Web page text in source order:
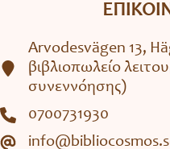
Arvodesvägen 13,
βιβλιοπωλείο
συνεννόησης)
0700731930